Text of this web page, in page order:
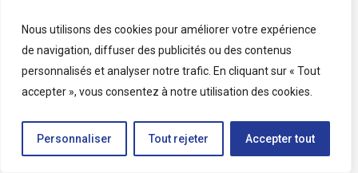
Nous utilisons des cookies pour améliorer votre expérience
de navigation, diffuser des publicités ou des contenus
personnalisés et analyser notre trafic. En cliquant sur « Tout
accepter », vous consentez à notre utilisation des cookies.
Personnaliser Tout rejeter Accepter tout